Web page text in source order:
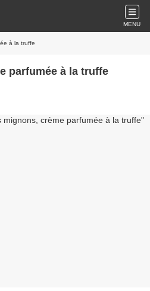
MENU
à la truffe
parfumée à la truffe